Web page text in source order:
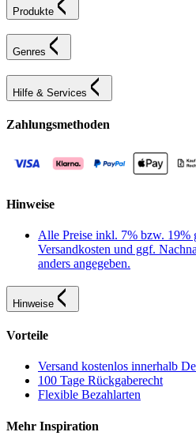
Produkte
Genres
Hilfe & Services
Zahlungsmethoden
Hinweise
Alle Preise inkl. 7% bzw. 19%
Versandkosten und ggf.
anders angegeben.
Hinweise
Vorteile
Versand kostenlos innerhalb
100 Tage Rückgaberecht
Flexible Bezahlarten
Mehr Inspiration